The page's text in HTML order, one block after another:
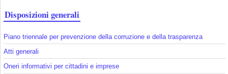
Disposizioni generali
Piano triennale per prevenzione della corruzione e della trasparenza
Atti generali
Oneri informativi per cittadini e imprese